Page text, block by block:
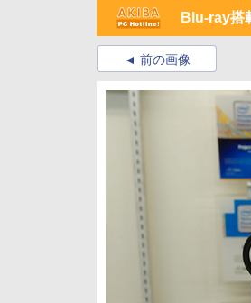
Blu-ray搭
前の画像